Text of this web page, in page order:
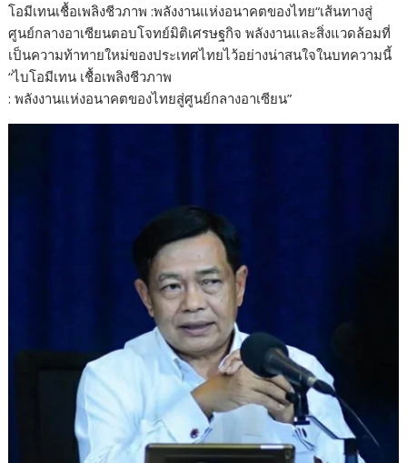
โอมีเทนเชื้อเพลิงชีวภาพ :พลังงานแห่งอนาคตของไทย“เส้นทางสู่
ศูนย์กลางอาเซียนตอบโจทย์มิติเศรษฐกิจ พลังงานและสิ่งแวดล้อมที่
เป็นความท้าทายใหม่ของประเทศไทยไว้อย่างน่าสนใจในบทความนี้
“ไบโอมีเทน เชื้อเพลิงชีวภาพ
: พลังงานแห่งอนาคตของไทยสู่ศูนย์กลางอาเซียน”